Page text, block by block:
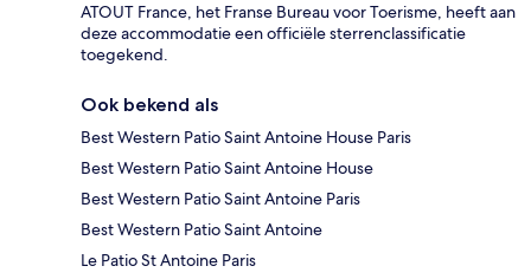
ATOUT France, het Franse Bureau voor Toerisme, heeft aan
deze accommodatie een officiële sterrenclassificatie
toegekend.
Ook bekend als
Best Western Patio Saint Antoine House Paris
Best Western Patio Saint Antoine House
Best Western Patio Saint Antoine Paris
Best Western Patio Saint Antoine
Le Patio St Antoine Paris